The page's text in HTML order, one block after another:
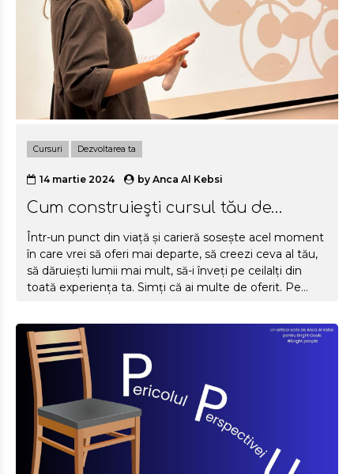
Cursuri Dezvoltarea ta
14 martie 2024 byAnca Al Kebsi
Cum construiești cursul tău de
succes
Într-un punct din viață și carieră sosește acel moment
în care vrei să oferi mai departe, să creezi ceva al tău,
să dăruiești lumii mai mult, să-i înveți pe ceilalți din
toată experiența ta. Simți că ai multe de oferit. Pe
de a oferi mai departe este deseori crearea unui curs
propriu. Pe lângă satisfacția impactului pe care îl ai în
viața oamenilor, un curs propriu este și o linie de
business nouă, o formă de venit, o variantă de a te
adresa mai ușor clienților și echipei. Dar cum să
construiești...